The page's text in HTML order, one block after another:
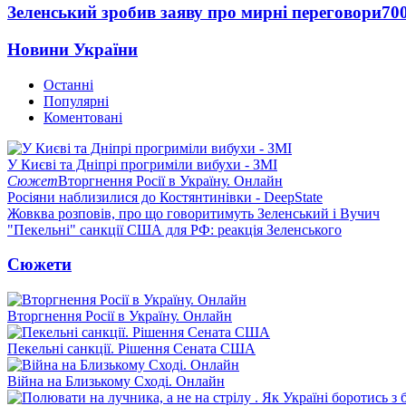
Зеленський зробив заяву про мирні переговори
Новини України
Останні
Популярні
Коментовані
У Києві та Дніпрі прогриміли вибухи - ЗМІ
СюжетВторгнення Росії в Україну. Онлайн
Росіяни наблизилися до Костянтинівки - DeepState
Жовква розповів, про що говоритимуть Зеленський і Вучич
"Пекельні" санкції США для РФ: реакція Зеленського
Сюжети
Вторгнення Росії в Україну. Онлайн
Пекельні санкції. Рішення Сената США
Війна на Близькому Сході. Онлайн